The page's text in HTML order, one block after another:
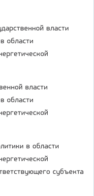
власти
области
власти
области
в области
субъекта